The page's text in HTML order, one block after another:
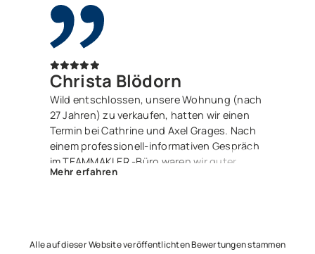
Christa Blödorn
Wild entschlossen, unsere Wohnung (nach
27 Jahren) zu verkaufen, hatten wir einen
Termin bei Cathrine und Axel Grages. Nach
einem professionell-informativen Gespräch
im TEAMMAKLER -Büro waren wir guter
Dinge. Und zu recht – denn Herr Luis
Ereignisse und Aktivitäten informiert. Nur 2
Mehr erfahren
Alle auf dieser Website veröffentlichten Bewertungen stammen